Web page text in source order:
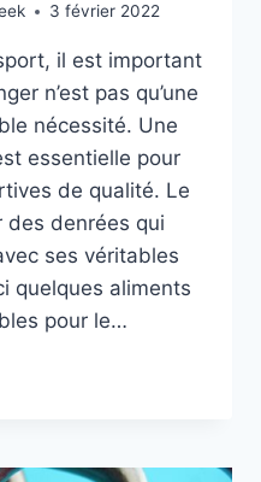
3 février 2022
il est important
n’est pas qu’une
nécessité. Une
essentielle pour
de qualité. Le
des denrées qui
ses véritables
quelques aliments
pour le…